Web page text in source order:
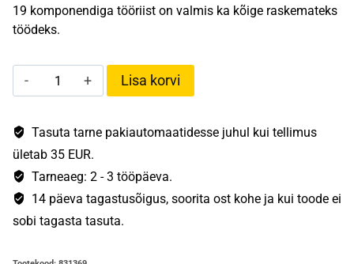
19 komponendiga tööriist on valmis ka kõige raskemateks
töödeks.
Leatherman
Super
300
EOD
Lisa korvi
Tasuta tarne pakiautomaatidesse juhul kui tellimus
ületab 35 EUR.
Tarneaeg: 2 - 3 tööpäeva.
14 päeva tagastusõigus, soorita ost kohe ja kui toode ei
sobi tagasta tasuta.